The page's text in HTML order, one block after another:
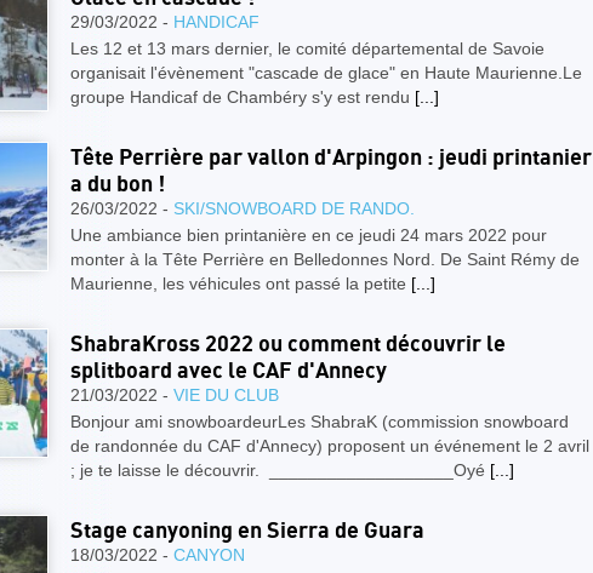
29/03/2022 - HANDICAF
Les 12 et 13 mars dernier, le comité départemental de Savoie
organisait l'évènement "cascade de glace" en Haute Maurienne.Le
groupe Handicaf de Chambéry s'y est rendu [...]
Tête Perrière par vallon d'Arpingon : jeudi printanier
a du bon !
26/03/2022 - SKI/SNOWBOARD DE RANDO.
Une ambiance bien printanière en ce jeudi 24 mars 2022 pour
monter à la Tête Perrière en Belledonnes Nord. De Saint Rémy de
Maurienne, les véhicules ont passé la petite [...]
ShabraKross 2022 ou comment découvrir le
splitboard avec le CAF d'Annecy
21/03/2022 - VIE DU CLUB
Bonjour ami snowboardeurLes ShabraK (commission snowboard
de randonnée du CAF d'Annecy) proposent un événement le 2 avril
; je te laisse le découvrir. ___________________Oyé [...]
Stage canyoning en Sierra de Guara
18/03/2022 - CANYON